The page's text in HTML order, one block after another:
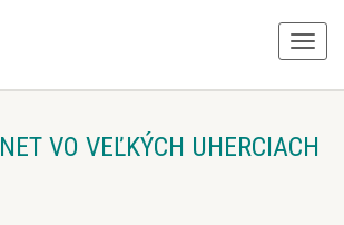
VO VEĽKÝCH UHERCIACH